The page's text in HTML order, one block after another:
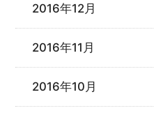
2016年12月
2016年11月
2016年10月